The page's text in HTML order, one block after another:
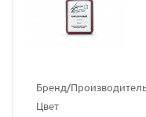
Бренд/
Цвет